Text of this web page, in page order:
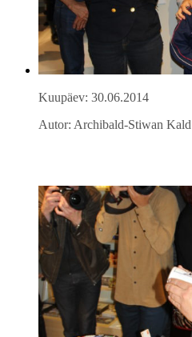
Kuupäev: 30.06.2014
Autor: Archibald-Stiwan Kald